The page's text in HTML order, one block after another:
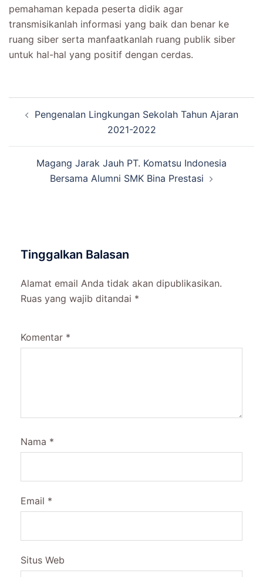
pemahaman kepada peserta didik agar
transmisikanlah informasi yang baik dan benar ke
ruang siber serta manfaatkanlah ruang publik siber
untuk hal-hal yang positif dengan cerdas.
Tulisan
Pengenalan Lingkungan Sekolah Tahun Ajaran
2021-2022
Magang Jarak Jauh PT. Komatsu Indonesia
Bersama Alumni SMK Bina Prestasi
Tinggalkan Balasan
Alamat email Anda tidak akan dipublikasikan.
Ruas yang wajib ditandai *
Komentar *
Nama *
Email *
Situs Web